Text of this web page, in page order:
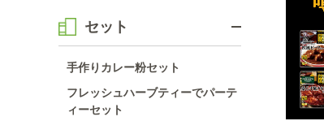
セット
手作りカレー粉セット
フレッシュハーブティーでパーテ
ィーセット